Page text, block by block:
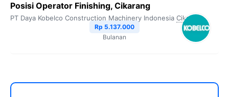
Posisi Operator Finishing, Cikarang
PT Daya Kobelco Construction Machinery Indonesia Cikarang
Rp 5.137.000
Bulanan